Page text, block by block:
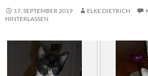
17. SEPTEMBER 2019 ELKE DIETRICH
HINTERLASSEN